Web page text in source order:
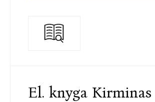
El. knyga Kirminas